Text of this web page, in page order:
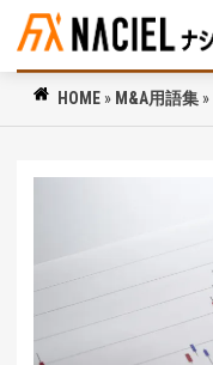
HOME » M&A用語集 »